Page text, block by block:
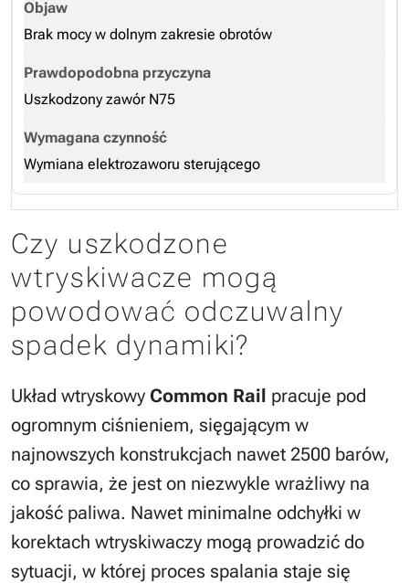
Brak mocy w dolnym zakresie obrotów
Uszkodzony zawór N75
Wymiana elektrozaworu sterującego
Czy uszkodzone
wtryskiwacze mogą
powodować odczuwalny
spadek dynamiki?
Układ wtryskowy Common Rail pracuje pod
ogromnym ciśnieniem, sięgającym w
najnowszych konstrukcjach nawet 2500 barów,
co sprawia, że jest on niezwykle wrażliwy na
jakość paliwa. Nawet minimalne odchyłki w
korektach wtryskiwaczy mogą prowadzić do
sytuacji, w której proces spalania staje się